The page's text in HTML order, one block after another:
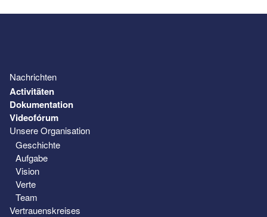
Nachrichten
Activitäten
Dokumentation
Videofórum
Unsere Organisation
Geschichte
Aufgabe
Vision
Verte
Team
Vertrauenskreises